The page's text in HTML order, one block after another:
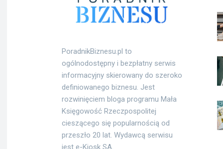
PoradnikBiznesu.pl to
ogólnodostępny i bezpłatny serwis
informacyjny skierowany do szeroko
definiowanego biznesu. Jest
rozwinięciem bloga programu Mała
Księgowość Rzeczpospolitej
cieszącego się popularnością od
przeszło 20 lat. Wydawcą serwisu
jest e-Kiosk SA.